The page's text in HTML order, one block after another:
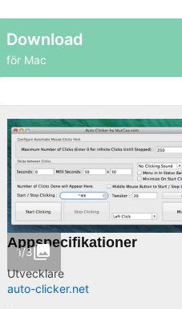
Download
för Mac
1/3
Appspecifikationer
Utvecklare
auto-clicker.net